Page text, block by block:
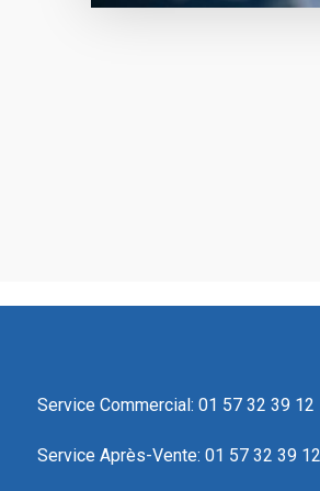
Service Commercial: 01 57 32 39 12
Service Après-Vente: 01 57 32 39